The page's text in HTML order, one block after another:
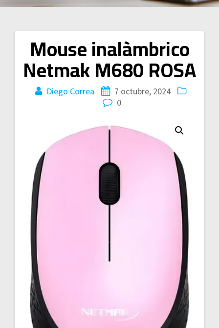
Mouse inalàmbrico
Netmak M680 ROSA
Diego Correa
7 octubre, 2024
0
Navegación
de
entradas